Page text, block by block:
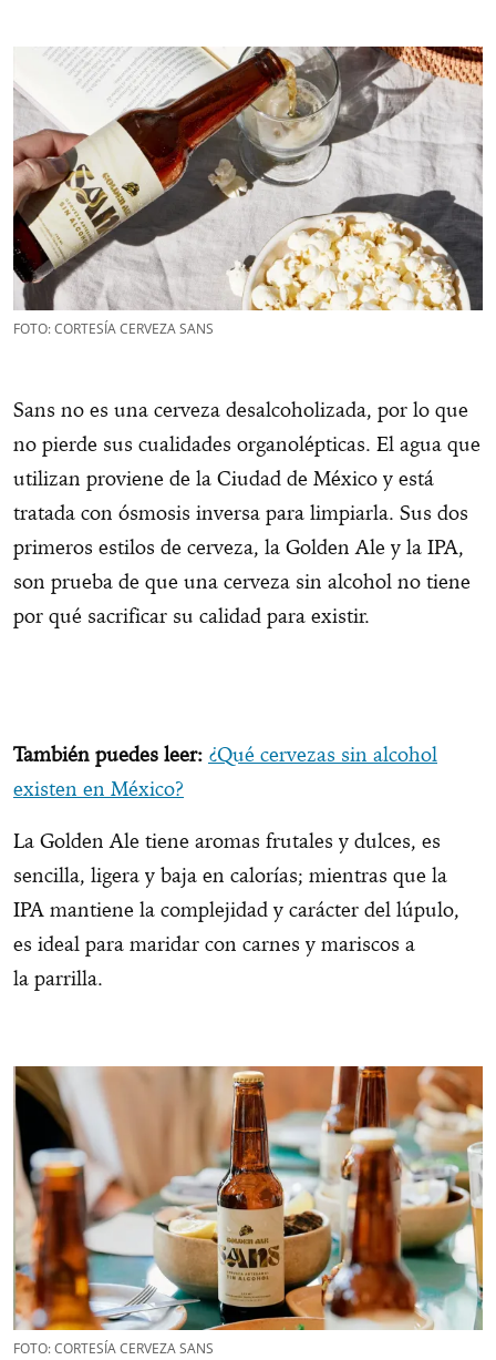
FOTO: CORTESÍA CERVEZA SANS
Sans no es una cerveza desalcoholizada, por lo que
no pierde sus cualidades organolépticas. El agua que
utilizan proviene de la Ciudad de México y está
tratada con ósmosis inversa para limpiarla. Sus dos
primeros estilos de cerveza, la Golden Ale y la IPA,
son prueba de que una cerveza sin alcohol no tiene
por qué sacrificar su calidad para existir.
También puedes leer: ¿Qué cervezas sin alcohol
existen en México?
La Golden Ale tiene aromas frutales y dulces, es
sencilla, ligera y baja en calorías; mientras que la
IPA mantiene la complejidad y carácter del lúpulo,
es ideal para maridar con carnes y mariscos a
la parrilla.
FOTO: CORTESÍA CERVEZA SANS